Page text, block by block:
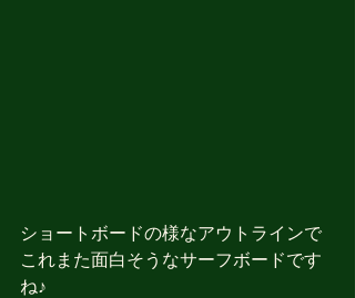
ショートボードの様なアウトラインで
これまた面白そうなサーフボードです
ね♪